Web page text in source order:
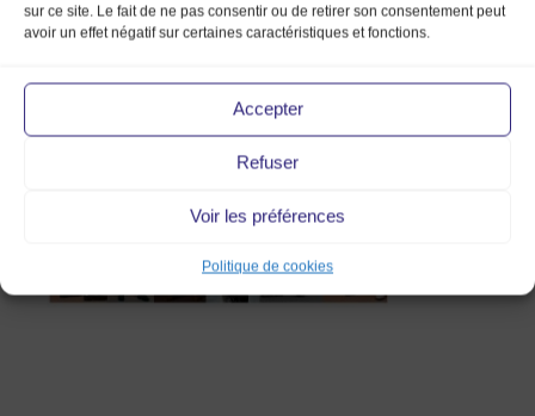
sur ce site. Le fait de ne pas consentir ou de retirer son consentement peut
avoir un effet négatif sur certaines caractéristiques et fonctions.
Accepter
Refuser
Voir les préférences
Politique de cookies
presentation_19mmv_marketprod
5 Fév 2019